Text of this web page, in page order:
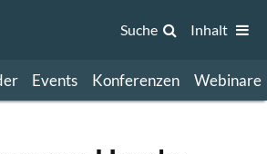
Events Konferenzen Webinare
Suche Inhalt